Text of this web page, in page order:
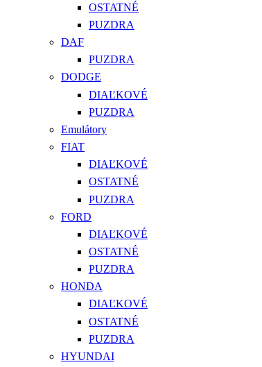
OSTATNÉ
PUZDRA
DAF
PUZDRA
DODGE
DIAĽKOVÉ
PUZDRA
Emulátory
FIAT
DIAĽKOVÉ
OSTATNÉ
PUZDRA
FORD
DIAĽKOVÉ
OSTATNÉ
PUZDRA
HONDA
DIAĽKOVÉ
OSTATNÉ
PUZDRA
HYUNDAI